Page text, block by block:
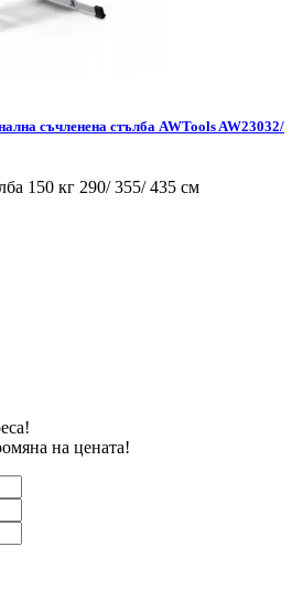
съчленена стълба AWTools AW23032/
150 кг 290/ 355/ 435 см
на цената!